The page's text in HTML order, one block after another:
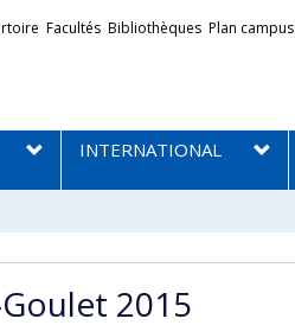
Facultés Bibliothèques Plan campus
INTERNATIONAL
2015